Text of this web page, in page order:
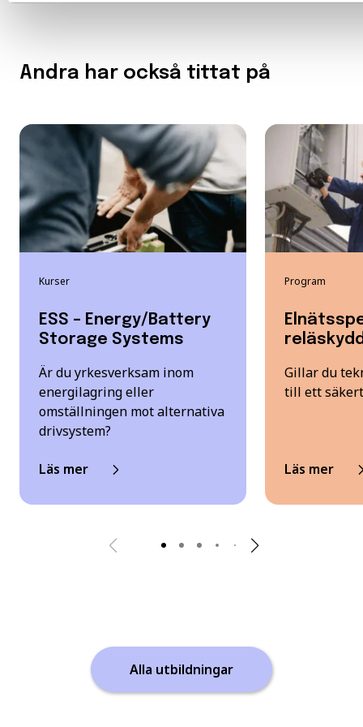
Andra har också tittat på
Kurser
ESS – Energy/Battery
Storage Systems
Är du yrkesverksam inom
energilagring eller
omställningen mot alternativa
drivsystem?
Läs mer
Program
Gillar du
till ett
Läs mer
Alla utbildningar